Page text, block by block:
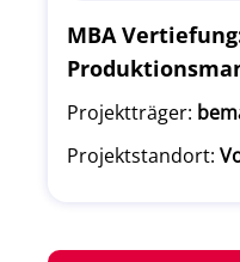
MBA
Projektträger:
Projektstandort: